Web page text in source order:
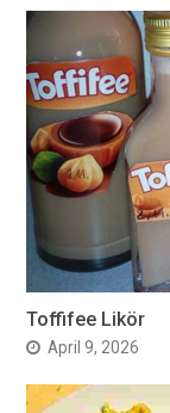
Toffifee Likör
April 9, 2026